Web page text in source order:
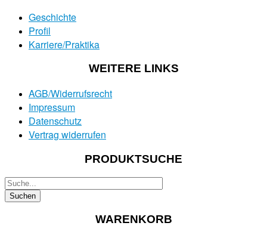
Geschichte
Profil
Karriere/Praktika
WEITERE LINKS
AGB/Widerrufsrecht
Impressum
Datenschutz
Vertrag widerrufen
PRODUKTSUCHE
WARENKORB